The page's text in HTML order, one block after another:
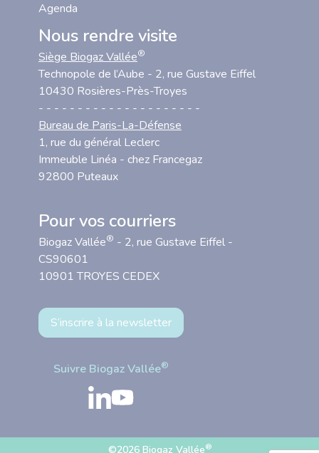
Agenda
Nous rendre visite
Siège Biogaz Vallée®
Technopole de l’Aube - 2, rue Gustave Eiffel
10430 Rosières-Près-Troyes
- - - - - - - - - - - - - - - - - - - - -
Bureau de Paris-La-Défense
1, rue du général Leclerc
Immeuble Linéa - chez Francegaz
92800 Puteaux
Pour vos courriers
Biogaz Vallée® - 2, rue Gustave Eiffel -
CS90601
10901 TROYES CEDEX
S’inscrire à la newsletter
Suivre Biogaz Vallée®
©2026 Biogaz Vallée®